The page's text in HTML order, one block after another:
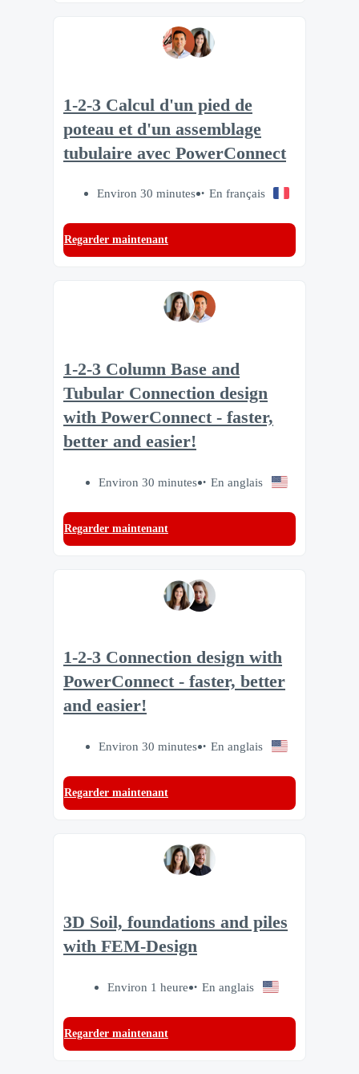
1-2-3 Calcul d'un pied de
poteau et d'un assemblage
tubulaire avec PowerConnect
Environ 30 minutes En français
Regarder maintenant
1-2-3 Column Base and
Tubular Connection design
with PowerConnect - faster,
better and easier!
Environ 30 minutes En anglais
Regarder maintenant
1-2-3 Connection design with
PowerConnect - faster, better
and easier!
Environ 30 minutes En anglais
Regarder maintenant
3D Soil, foundations and piles
with FEM-Design
Environ 1 heure En anglais
Regarder maintenant